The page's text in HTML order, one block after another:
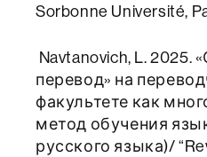
Sorbonne Université,
Navtanovich, L. 2025.
перевод» на
факультете как
метод обучения
русского языка)/